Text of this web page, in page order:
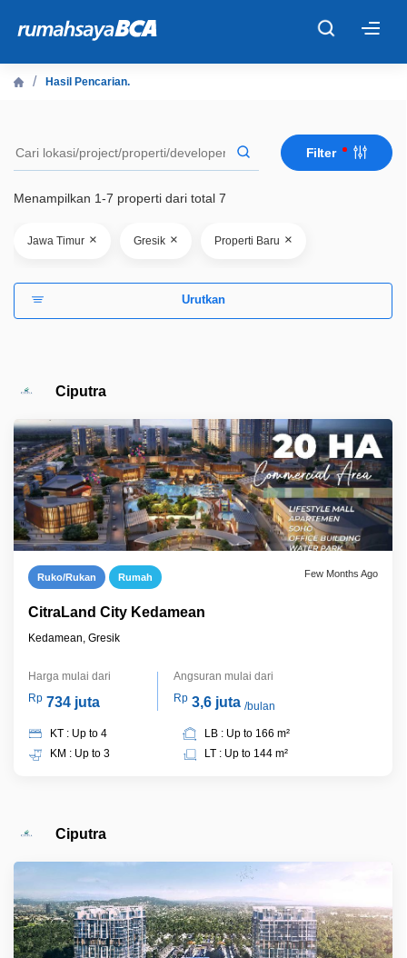
Cari Tahu
Fitur Unggulan
Hasil Pencarian.
Filter
Menampilkan 1-7 properti dari total 7
Jawa Timur × Gresik × Properti Baru ×
Urutkan
Ciputra
Ruko/Rukan Rumah Few Months Ago
CitraLand City Kedamean
Kedamean, Gresik
Harga mulai dari
Rp 734 juta
Angsuran mulai dari
Rp 3,6 juta /bulan
KT : Up to 4
KM : Up to 3
LB : Up to 166 m²
LT : Up to 144 m²
Ciputra